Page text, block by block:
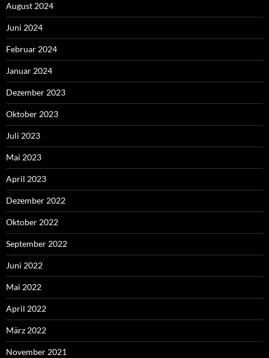
August 2024
Juni 2024
Februar 2024
Januar 2024
Dezember 2023
Oktober 2023
Juli 2023
Mai 2023
April 2023
Dezember 2022
Oktober 2022
September 2022
Juni 2022
Mai 2022
April 2022
März 2022
November 2021